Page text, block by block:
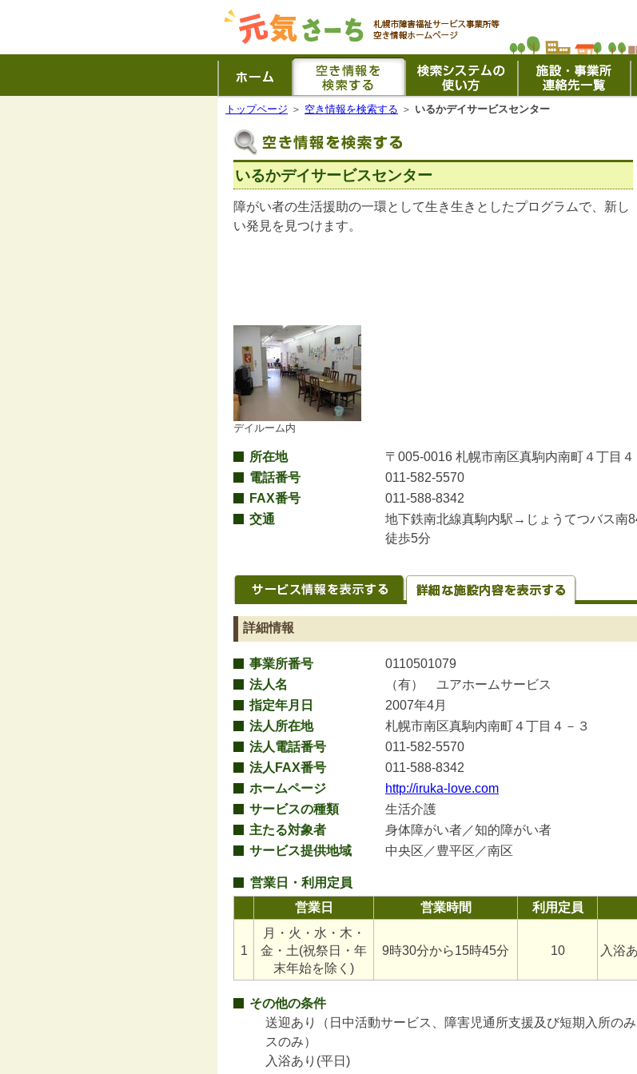
トップページ ＞ 空き情報を検索する ＞ いるかデイサービスセンター
いるかデイサービスセンター
障がい者の生活援助の一環として生き生きとしたプログラムで、新し
い発見を見つけます。
デイルーム内
所在地
〒005-0016 札幌市南区真駒内南町４丁目４
電話番号
011-582-5570
FAX番号
011-588-8342
交通
地下鉄南北線真駒内駅→じょうてつバス
徒歩5分
詳細情報
事業所番号
0110501079
法人名
（有） ユアホームサービス
指定年月日
2007年4月
法人所在地
札幌市南区真駒内南町４丁目４－３
法人電話番号
011-582-5570
法人FAX番号
011-588-8342
ホームページ
http://iruka-love.com
サービスの種類
生活介護
主たる対象者
身体障がい者／知的障がい者
サービス提供地域
中央区／豊平区／南区
営業日・利用定員
営業日
営業時間 利用定員
1
月・火・水・木・
金・土(祝祭日・年
末年始を除く)
9時30分から15時45分 10 入浴
その他の条件
送迎あり（日中活動サービス、障害児通所支援及び短期入所の
スのみ）
入浴あり(平日)